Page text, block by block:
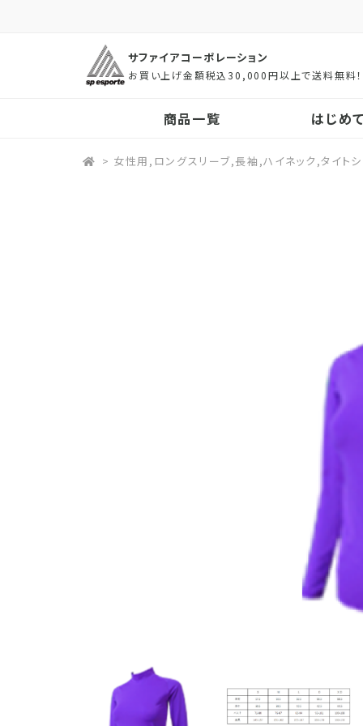
サファイアコーポレーション
お買い上げ金額税込30,000円以上で送料無料！
商品一覧 はじめ
> 女性用,ロングスリーブ,長袖,ハイネック,タイト